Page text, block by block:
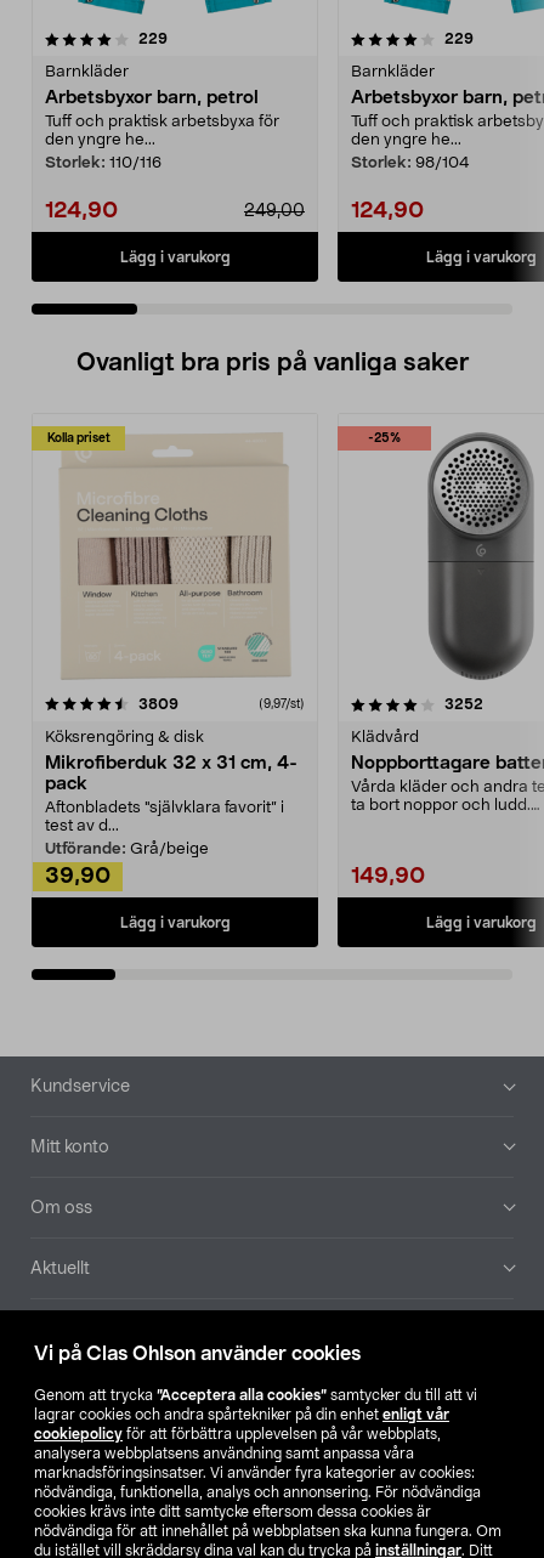
Vi på Clas Ohlson använder cookies
Genom att trycka ”Acceptera alla cookies” samtycker du till att vi
lagrar cookies och andra spårtekniker på din enhet enligt vår
cookiepolicy för att förbättra upplevelsen på vår webbplats,
analysera webbplatsens användning samt anpassa våra
marknadsföringsinsatser. Vi använder fyra kategorier av cookies:
nödvändiga, funktionella, analys och annonsering. För nödvändiga
cookies krävs inte ditt samtycke eftersom dessa cookies är
nödvändiga för att innehållet på webbplatsen ska kunna fungera. Om
du istället vill skräddarsy dina val kan du trycka på inställningar. Ditt
229recensioner
Barnkläder
Arbetsbyxor barn, petrol
Tuff och praktisk arbetsbyxa för
den yngre he...
Storlek: 110/116
124,90 249,00
Lägg i varukorg
4.0 av 5 stjärnor 229
Barnkläder
Arbetsbyxor barn,
Tuff och praktisk
den yngre he...
Storlek: 98/104
124,90
Lägg i varukorg
4.0 av 5 stjärnor
Ovanligt bra pris på vanliga saker
Kolla priset
3809recensioner (9,97/st)
Köksrengöring & disk
Mikrofiberduk 32 x 31 cm, 4-
pack
Aftonbladets "självklara favorit” i
test av d...
Utförande: Grå/beige
39,90
Lägg i varukorg
-25%
4.0av 5 stjärnor 3252
Klädvård
Noppborttagare
Vårda kläder och andra
ta bort noppor och ludd.
149,90
Lägg i varukorg
4.5av 5 stjärnor
Sidfot
Kundservice
Mitt konto
Om oss
Aktuellt
Hitta butik
SE NO FI